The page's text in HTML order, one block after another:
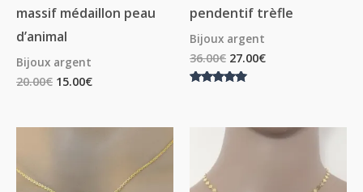
massif médaillon peau
d’animal
Bijoux argent
20.00€ 15.00€
pendentif trèfle
Bijoux argent
36.00€ 27.00€
21.00€
15.75€